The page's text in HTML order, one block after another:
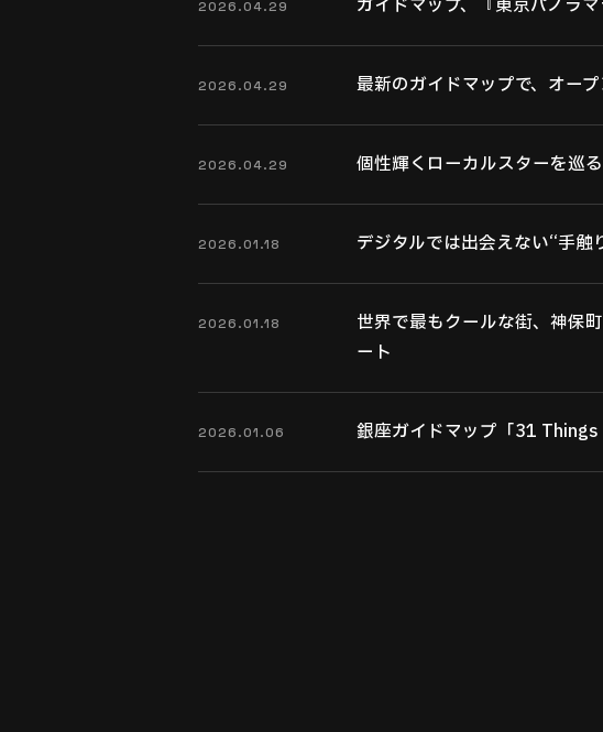
2026.04.29 ガイドマップ、『東京パノラ
2026.04.29 最新のガイドマップで、オー
2026.04.29 個性輝くローカルスターを巡
2026.01.18 デジタルでは出会えない“手
2026.01.18
世界で最もクールな街、神保
ート
2026.01.06 銀座ガイドマップ「31